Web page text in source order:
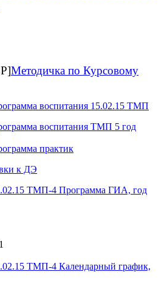
Методичка по Курсовому
воспитания 15.02.15 ТМП
воспитания ТМП 5 год
практик
к ДЭ
ТМП-4 Программа ГИА, год
ТМП-4 Календарный график,